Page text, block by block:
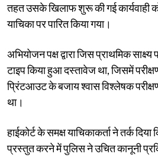
तहत उसके खिलाफ शुरू की गई कार्यवाही
याचिका पर पारित किया गया।
अभियोजन पक्ष द्वारा जिस प्राथमिक
टाइप किया हुआ दस्तावेज था, जिसमें
प्रिंटआउट के बजाय श्वास विश्लेषक परीक्षण
था।
हाईकोर्ट के समक्ष याचिकाकर्ता ने तर्क
प्रस्तुत करने में पुलिस ने उचित कानूनी